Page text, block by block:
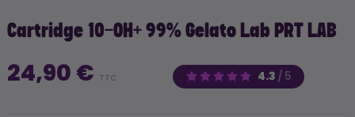
Cartridge 10-OH+ 99% Gelato Lab PRT LAB
4.3 / 5
24,90 € TTC